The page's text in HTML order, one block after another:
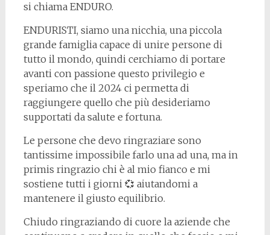
si chiama ENDURO.
ENDURISTI, siamo una nicchia, una piccola
grande famiglia capace di unire persone di
tutto il mondo, quindi cerchiamo di portare
avanti con passione questo privilegio e
speriamo che il 2024 ci permetta di
raggiungere quello che più desideriamo
supportati da salute e fortuna.
Le persone che devo ringraziare sono
tantissime impossibile farlo una ad una, ma in
primis ringrazio chi è al mio fianco e mi
sostiene tutti i giorni 💞 aiutandomi a
mantenere il giusto equilibrio.
Chiudo ringraziando di cuore la aziende che